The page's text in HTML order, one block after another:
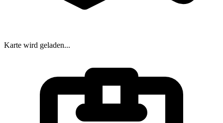
Karte wird geladen...